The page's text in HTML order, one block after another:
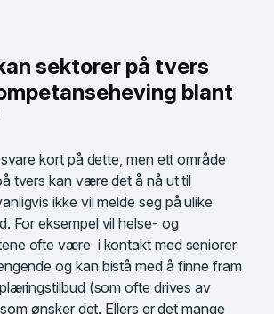
sektorer på tvers
blant
kort på dette, men ett område
tvers kan være det å nå ut til
ikke vil melde seg på ulike
For eksempel vil helse- og
ofte være i kontakt med seniorer
og kan bistå med å finne fram
(som ofte drives av
ønsker det. Ellers er det mange